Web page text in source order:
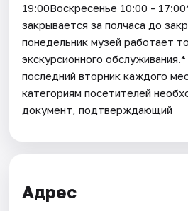
19:00Воскресенье 10:00 -
закрывается за полчаса до
понедельник музей работает
экскурсионного
последний вторник каждого
категориям посетителей
документ, подтверждающий
Адрес